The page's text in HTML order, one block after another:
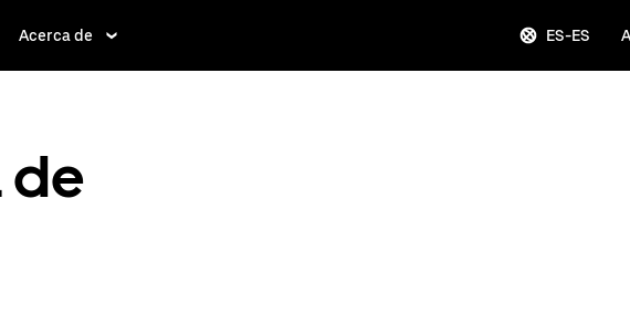
Acerca de ES-ES
de